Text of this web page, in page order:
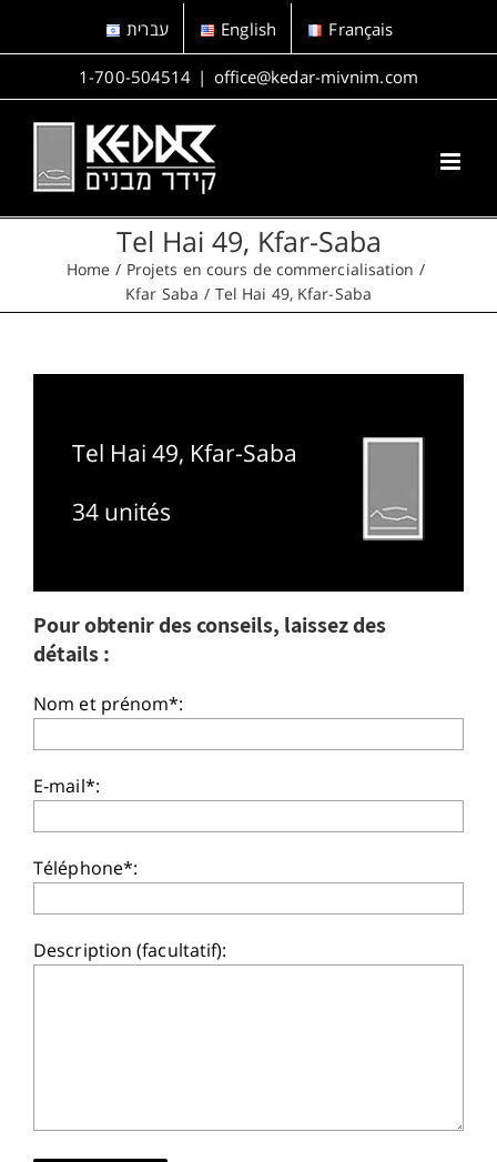
עברית English Français
1-700-504514 | office@kedar-mivnim.com
Tel Hai 49, Kfar-Saba
Home
Projets en cours de commercialisation
Kfar Saba
Tel Hai 49, Kfar-Saba
Tel Hai 49, Kfar-Saba
34 unités
Pour obtenir des conseils, laissez des
détails :
Nom et prénom*:
E-mail*:
Téléphone*:
Description (facultatif):